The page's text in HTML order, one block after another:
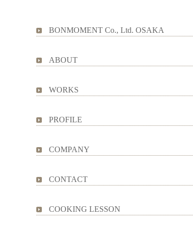
BONMOMENT Co., Ltd. OSAKA
ABOUT
WORKS
PROFILE
COMPANY
CONTACT
COOKING LESSON